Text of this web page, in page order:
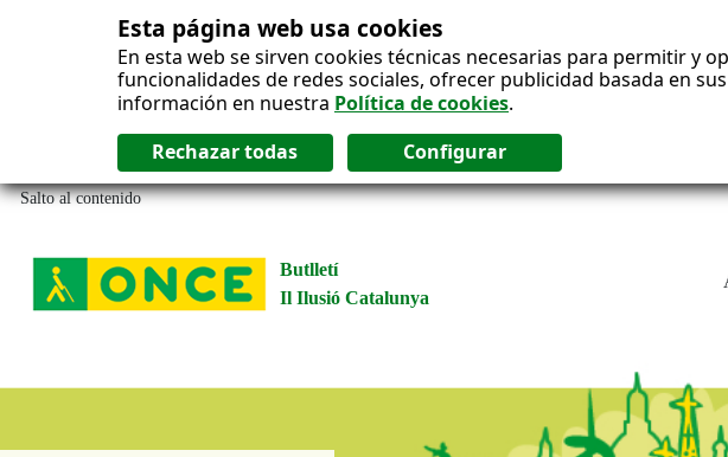
Esta página web usa cookies
En esta web se sirven cookies técnicas necesarias para permitir y
funcionalidades de redes sociales, ofrecer publicidad basada en
información en nuestra Política de cookies.
Salto al contenido
Butlletí
Il Ilusió Catalunya